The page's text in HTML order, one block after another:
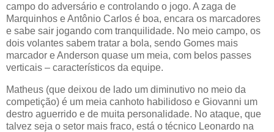
campo do adversário e controlando o jogo. A zaga de
Marquinhos e Antônio Carlos é boa, encara os marcadores
e sabe sair jogando com tranquilidade. No meio campo, os
dois volantes sabem tratar a bola, sendo Gomes mais
marcador e Anderson quase um meia, com belos passes
verticais – característicos da equipe.
Matheus (que deixou de lado um diminutivo no meio da
competição) é um meia canhoto habilidoso e Giovanni um
destro aguerrido e de muita personalidade. No ataque, que
talvez seja o setor mais fraco, está o técnico Leonardo na